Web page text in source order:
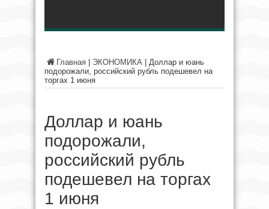
Главная ЭКОНОМИКА
Доллар и юань
подорожали, российский рубль подешевел на
торгах 1 июня
Доллар и юань
подорожали,
российский рубль
подешевел на торгах
1 июня